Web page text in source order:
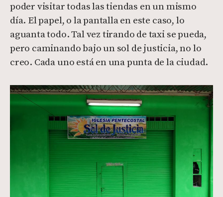
poder visitar todas las tiendas en un mismo
día. El papel, o la pantalla en este caso, lo
aguanta todo. Tal vez tirando de taxi se pueda,
pero caminando bajo un sol de justicia, no lo
creo. Cada uno está en una punta de la ciudad.